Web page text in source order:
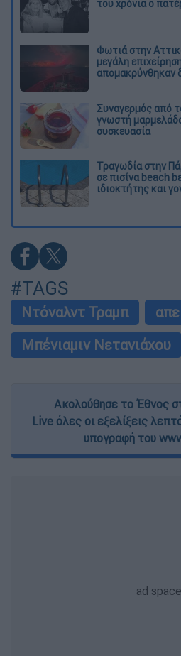
του χρόνια ο
Φωτιά στην
μεγάλη
απομακρύνθηκαν
Συναγερμός από
γνωστή
συσκευασία
Τραγωδία στην
σε πισίνα beach
ιδιοκτήτης και
#TAGS
Ντόναλντ Τραμπ
Μπένιαμιν Νετανιάχου
Ακολούθησε το Έθνος
Live όλες οι εξελίξεις
υπογραφή του